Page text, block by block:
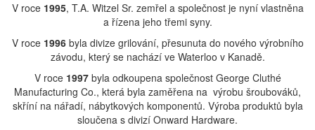
V roce 1995, T.A. Witzel Sr. zemřel a společnost je nyní vlastněna
a řízena jeho třemi syny.
V roce 1996byla divize grilování, přesunuta do nového výrobního
závodu, který se nachází ve Waterloo v Kanadě.
V roce 1997byla odkoupena společnost George Cluthé
Manufacturing Co., která byla zaměřena na výrobu šroubováků,
skříní na nářadí, nábytkových komponentů. Výroba produktů byla
sloučena s divizí Onward Hardware.